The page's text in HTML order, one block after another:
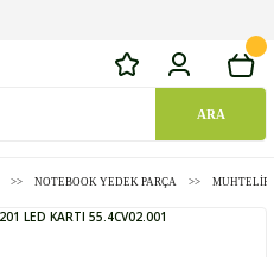
ARA
NOTEBOOK YEDEK PARÇA MUHTELİF